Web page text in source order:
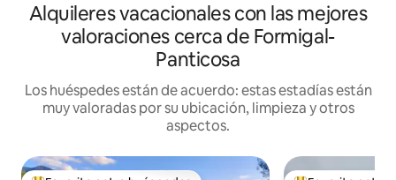
Alquileres vacacionales con las mejores
valoraciones cerca de Formigal-
Panticosa
Los huéspedes están de acuerdo: estas estadías están
muy valoradas por su ubicación, limpieza y otros
aspectos.